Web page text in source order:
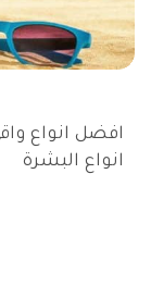
انواع البشرة